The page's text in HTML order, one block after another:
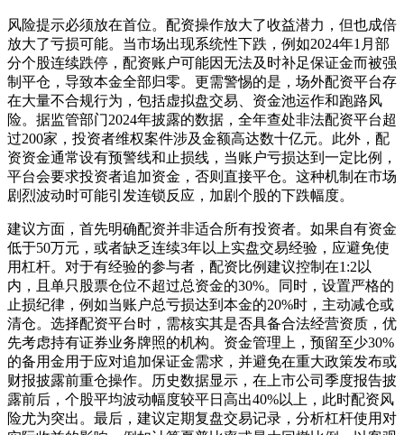
风险提示必须放在首位。配资操作放大了收益潜力，但也成倍
放大了亏损可能。当市场出现系统性下跌，例如2024年1月部
分个股连续跌停，配资账户可能因无法及时补足保证金而被强
制平仓，导致本金全部归零。更需警惕的是，场外配资平台存
在大量不合规行为，包括虚拟盘交易、资金池运作和跑路风
险。据监管部门2024年披露的数据，全年查处非法配资平台超
过200家，投资者维权案件涉及金额高达数十亿元。此外，配
资资金通常设有预警线和止损线，当账户亏损达到一定比例，
平台会要求投资者追加资金，否则直接平仓。这种机制在市场
剧烈波动时可能引发连锁反应，加剧个股的下跌幅度。
建议方面，首先明确配资并非适合所有投资者。如果自有资金
低于50万元，或者缺乏连续3年以上实盘交易经验，应避免使
用杠杆。对于有经验的参与者，配资比例建议控制在1:2以
内，且单只股票仓位不超过总资金的30%。同时，设置严格的
止损纪律，例如当账户总亏损达到本金的20%时，主动减仓或
清仓。选择配资平台时，需核实其是否具备合法经营资质，优
先考虑持有证券业务牌照的机构。资金管理上，预留至少30%
的备用金用于应对追加保证金需求，并避免在重大政策发布或
财报披露前重仓操作。历史数据显示，在上市公司季度报告披
露前后，个股平均波动幅度较平日高出40%以上，此时配资风
险尤为突出。最后，建议定期复盘交易记录，分析杠杆使用对